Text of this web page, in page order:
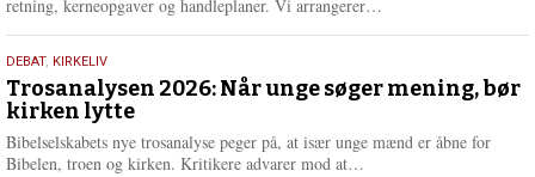
retning, kerneopgaver og handleplaner. Vi arrangerer…
e
2.
juni
2026
DEBAT, KIRKELIV
Trosanalysen 2026: Når unge søger mening, bør
kirken lytte
Bibelselskabets nye trosanalyse peger på, at især unge mænd er åbne for
Bibelen, troen og kirken. Kritikere advarer mod at…